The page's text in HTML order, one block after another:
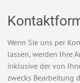
Wenn Sie uns per
lassen, werden Ihre
inklusive der von
zwecks Bearbeitung